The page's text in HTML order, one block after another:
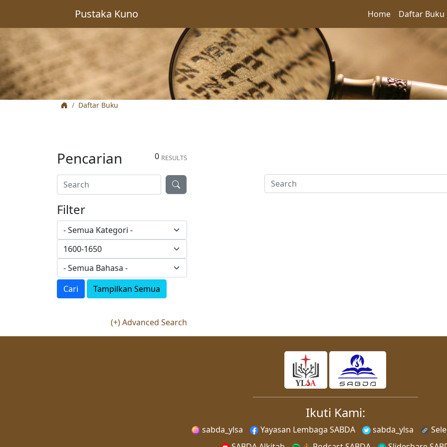
Pustaka Kuno Home Daftar Buku
Daftar Buku
0 RESULTS
Pencarian
Filter
Cari Tampilkan Semua
(+) Advanced Search
Ikuti Kami:
sabda_ylsa Yayasan Lembaga SABDA sabda_ylsa